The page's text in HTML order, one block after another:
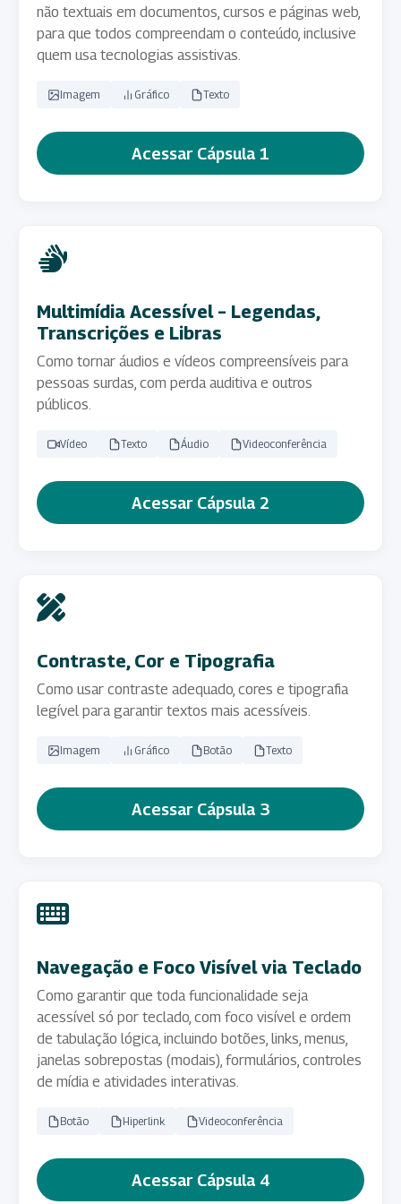
Animação / Ilustração
Equipe de comunicação
Moderação / Apoio de evento síncrono
Videoconferência
não textuais em documentos, cursos e páginas web,
para que todos compreendam o conteúdo, inclusive
quem usa tecnologias assistivas.
Imagem Gráfico Texto
Acessar Cápsula 1
Multimídia Acessível – Legendas,
Transcrições e Libras
Como tornar áudios e vídeos compreensíveis para
pessoas surdas, com perda auditiva e outros
públicos.
Vídeo Texto Áudio Videoconferência
Acessar Cápsula 2
Contraste, Cor e Tipografia
Como usar contraste adequado, cores e tipografia
legível para garantir textos mais acessíveis.
Imagem Gráfico Botão Texto
Acessar Cápsula 3
Navegação e Foco Visível via Teclado
Como garantir que toda funcionalidade seja
acessível só por teclado, com foco visível e ordem
de tabulação lógica, incluindo botões, links, menus,
janelas sobrepostas (modais), formulários, controles
de mídia e atividades interativas.
Botão Hiperlink Videoconferência
Acessar Cápsula 4